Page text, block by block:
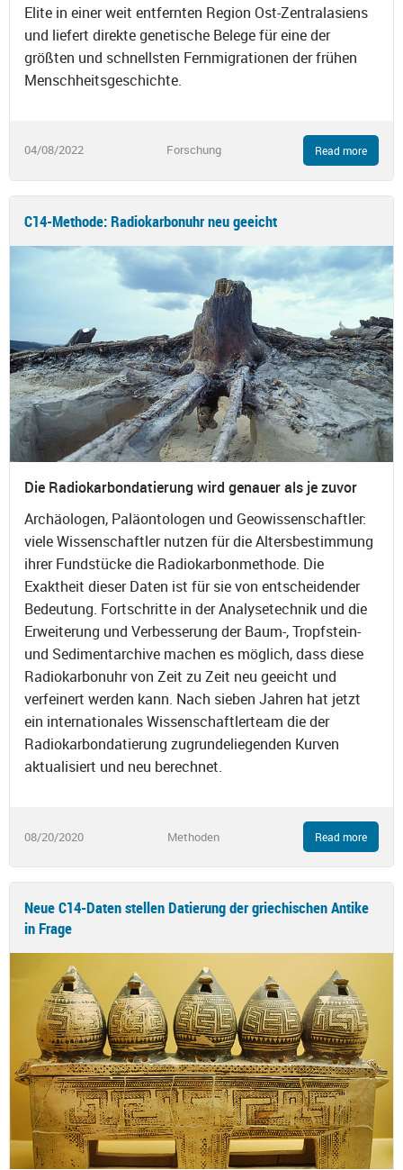
Elite in einer weit entfernten Region Ost-Zentralasiens
und liefert direkte genetische Belege für eine der
größten und schnellsten Fernmigrationen der frühen
Menschheitsgeschichte.
04/08/2022 Forschung Read more
C14-Methode: Radiokarbonuhr neu geeicht
Die Radiokarbondatierung wird genauer als je zuvor
Archäologen, Paläontologen und Geowissenschaftler:
viele Wissenschaftler nutzen für die Altersbestimmung
ihrer Fundstücke die Radiokarbonmethode. Die
Exaktheit dieser Daten ist für sie von entscheidender
Bedeutung. Fortschritte in der Analysetechnik und die
Erweiterung und Verbesserung der Baum-, Tropfstein-
und Sedimentarchive machen es möglich, dass diese
Radiokarbonuhr von Zeit zu Zeit neu geeicht und
verfeinert werden kann. Nach sieben Jahren hat jetzt
ein internationales Wissenschaftlerteam die der
Radiokarbondatierung zugrundeliegenden Kurven
aktualisiert und neu berechnet.
08/20/2020 Methoden Read more
Neue C14-Daten stellen Datierung der griechischen Antike
in Frage